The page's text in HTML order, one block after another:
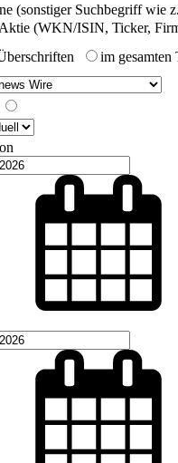
(sonstiger Suchbegriff wie
(WKN/ISIN, Ticker,
im gesamten